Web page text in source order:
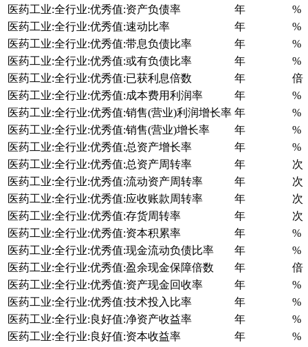
医药工业:全行业:优秀值:资产负债率 年
%
医药工业:全行业:优秀值:速动比率
年
%
医药工业:全行业:优秀值:带息负债比率
年
%
医药工业:全行业:优秀值:或有负债比率
年
%
医药工业:全行业:优秀值:已获利息倍数
年
倍
医药工业:全行业:优秀值:成本费用利润率
年
%
医药工业:全行业:优秀值:销售(营业)利润增长率 年
%
医药工业:全行业:优秀值:销售(营业)增长率
年
%
医药工业:全行业:优秀值:总资产增长率
年
%
医药工业:全行业:优秀值:总资产周转率
年
次
医药工业:全行业:优秀值:流动资产周转率
年
次
医药工业:全行业:优秀值:应收账款周转率
年
次
医药工业:全行业:优秀值:存货周转率
年
次
医药工业:全行业:优秀值:资本积累率
年
%
医药工业:全行业:优秀值:现金流动负债比率
年
%
医药工业:全行业:优秀值:盈余现金保障倍数
年
倍
医药工业:全行业:优秀值:资产现金回收率
年
%
医药工业:全行业:优秀值:技术投入比率
年
%
医药工业:全行业:良好值:净资产收益率
年
%
医药工业:全行业:良好值:资本收益率
年
%